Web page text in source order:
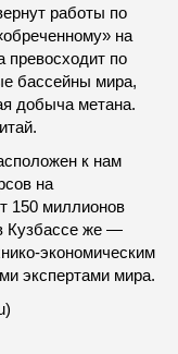
работы по
на
превосходит по
бассейны мира,
добыча метана.
к нам
на
150 миллионов
Кузбассе же —
экономическим
экспертами мира.